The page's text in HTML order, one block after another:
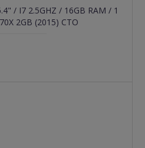
/ I7 2.5GHZ / 16GB RAM / 1
2GB (2015) CTO